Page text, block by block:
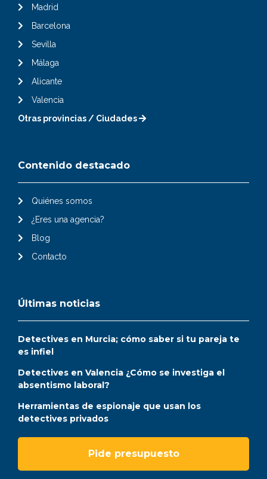
Madrid
Barcelona
Sevilla
Málaga
Alicante
Valencia
Otras provincias / Ciudades
Contenido destacado
Quiénes somos
¿Eres una agencia?
Blog
Contacto
Últimas noticias
Detectives en Murcia; cómo saber si tu pareja te
es infiel
Detectives en Valencia ¿Cómo se investiga el
absentismo laboral?
Herramientas de espionaje que usan los
detectives privados
Pide presupuesto